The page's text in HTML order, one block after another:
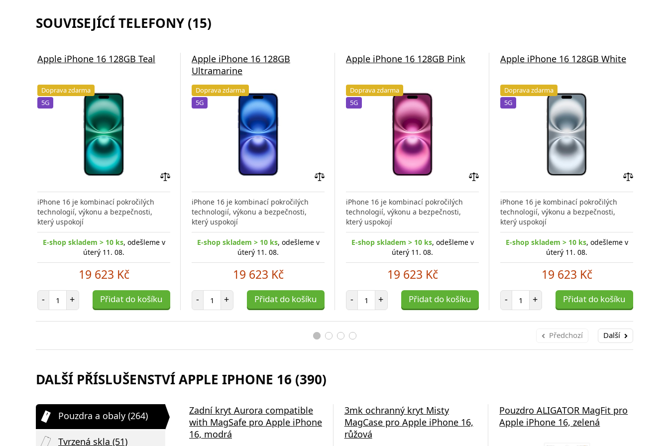
SOUVISEJÍCÍ TELEFONY (15)
Apple iPhone 16 128GB Teal
Doprava zdarma
5G
porovnání
iPhone 16 je kombinací pokročilých
technologií, výkonu a bezpečnosti,
který uspokojí
E-shop skladem > 10 ks, odešleme v
úterý 11. 08.
19 623 Kč
- Počet položek
+ Přidat do košíku
Apple iPhone 16 128GB
Ultramarine
Doprava zdarma
5G
porovnání
iPhone 16 je kombinací pokročilých
technologií, výkonu a bezpečnosti,
který uspokojí
E-shop skladem > 10 ks, odešleme v
úterý 11. 08.
19 623 Kč
- Počet položek
+ Přidat do košíku
Apple iPhone 16 128GB Pink
Doprava zdarma
5G
porovnání
iPhone 16 je kombinací pokročilých
technologií, výkonu a bezpečnosti,
který uspokojí
E-shop skladem > 10 ks, odešleme v
úterý 11. 08.
19 623 Kč
- Počet položek
+ Přidat do košíku
Apple iPhone 16 128GB White
Doprava zdarma
5G
iPhone 16 je kombinací pokročilých
technologií, výkonu a bezpečnosti,
který uspokojí
E-shop skladem > 10 ks, odešleme v
úterý 11. 08.
19 623 Kč
- Počet položek
+ Přidat do košíku
Předchozí Další
DALŠÍ PŘÍSLUŠENSTVÍ APPLE IPHONE 16 (390)
Pouzdra a obaly (264)
Tvrzená skla (51)
Zadní kryt Aurora compatible
with MagSafe pro Apple iPhone
16, modrá
3mk ochranný kryt Misty
MagCase pro Apple iPhone 16,
růžová
Pouzdro ALIGATOR MagFit pro
Apple iPhone 16, zelená
Samsung EP-P2400BBE 15W
Podložka pro Bezdrátové
Nabíjení Black
Bezdrátová nabíječka Swissten
2v1 černá